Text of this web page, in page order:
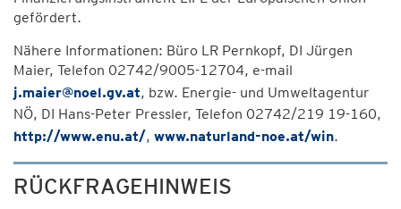
gefördert.
Nähere Informationen: Büro LR Pernkopf, DI Jürgen
Maier, Telefon 02742/9005-12704, e-mail
j.maier@noel.gv.at, bzw. Energie- und Umweltagentur
NÖ, DI Hans-Peter Pressler, Telefon 02742/219 19-160,
http://www.enu.at/, www.naturland-noe.at/win.
RÜCKFRAGEHINWEIS